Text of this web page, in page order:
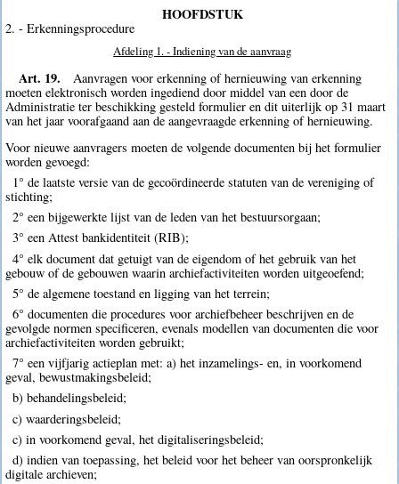
HOOFDSTUK
2. - Erkenningsprocedure
Afdeling 1. - Indiening van de aanvraag
Art. 19.
Aanvragen voor erkenning of hernieuwing van erkenning
moeten elektronisch worden ingediend door middel van een door de
Administratie ter beschikking gesteld formulier en dit uiterlijk op 31 maart
van het jaar voorafgaand aan de aangevraagde erkenning of hernieuwing.
Voor nieuwe aanvragers moeten de volgende documenten bij het formulier
worden gevoegd:
1° de laatste versie van de gecoördineerde statuten van de vereniging of
stichting;
2° een bijgewerkte lijst van de leden van het bestuursorgaan;
3° een Attest bankidentiteit (RIB);
4° elk document dat getuigt van de eigendom of het gebruik van het
gebouw of de gebouwen waarin archiefactiviteiten worden uitgeoefend;
5° de algemene toestand en ligging van het terrein;
6° documenten die procedures voor archiefbeheer beschrijven en de
gevolgde normen specificeren, evenals modellen van documenten die voor
archiefactiviteiten worden gebruikt;
7° een vijfjarig actieplan met: a) het inzamelings- en, in voorkomend
geval, bewustmakingsbeleid;
b) behandelingsbeleid;
c) waarderingsbeleid;
c) in voorkomend geval, het digitaliseringsbeleid;
d) indien van toepassing, het beleid voor het beheer van oorspronkelijk
digitale archieven;